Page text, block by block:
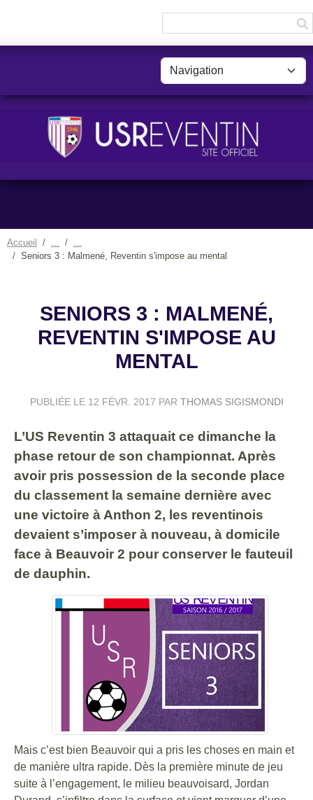
Accueil
Seniors 3 : Malmené, Reventin s'impose au mental
SENIORS 3 : MALMENÉ,
REVENTIN S'IMPOSE AU
MENTAL
PUBLIÉE LE 12 FÉVR. 2017 PAR THOMAS SIGISMONDI
L’US Reventin 3 attaquait ce dimanche la
phase retour de son championnat. Après
avoir pris possession de la seconde place
du classement la semaine dernière avec
une victoire à Anthon 2, les reventinois
devaient s’imposer à nouveau, à domicile
face à Beauvoir 2 pour conserver le fauteuil
de dauphin.
Mais c’est bien Beauvoir qui a pris les choses en main et
de manière ultra rapide. Dès la première minute de jeu
suite à l’engagement, le milieu beauvoisard, Jordan